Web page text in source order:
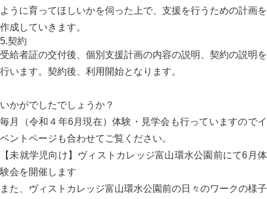
ように育ってほしいかを伺った上で、支援を行うための計画を
作成していきます。
5.契約
受給者証の交付後、個別支援計画の内容の説明、契約の説明を
行います。契約後、利用開始となります。
いかがでしたでしょうか？
毎月（令和４年6月現在）体験・見学会も行っていますのでイ
ベントページも合わせてご覧ください。
【未就学児向け】ヴィストカレッジ富山環水公園前にて6月体
験会を開催します
また、ヴィストカレッジ富山環水公園前の日々のワークの様子